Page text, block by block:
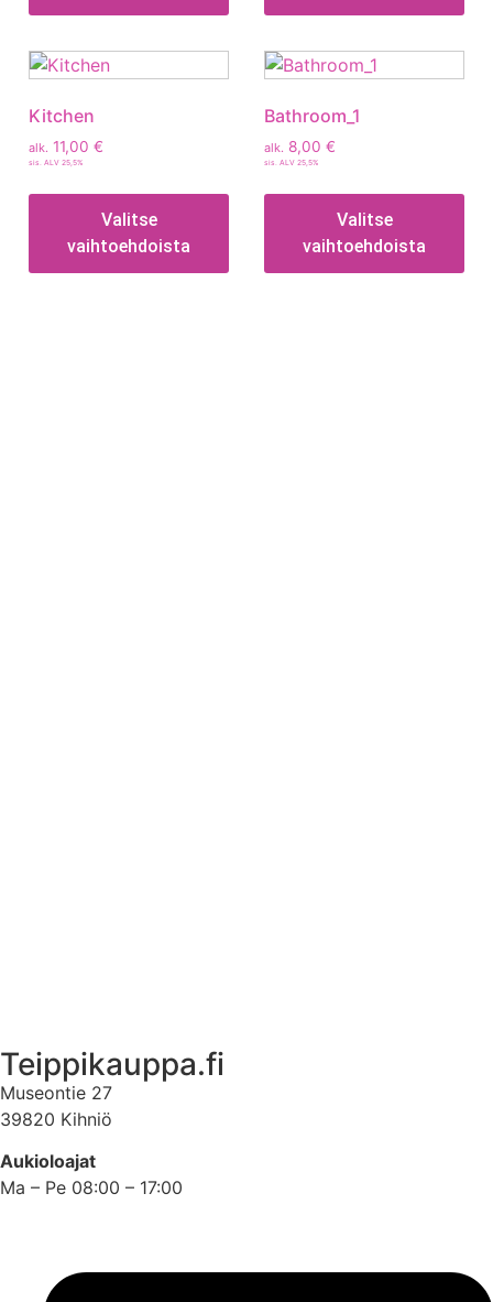
Kitchen
alk. 11,00 €
sis. ALV 25,5%
Valitse
vaihtoehdoista
Bathroom_1
alk. 8,00 €
sis. ALV 25,5%
Valitse
vaihtoehdoista
Teippikauppa.fi
Museontie 27
39820 Kihniö
Aukioloajat
Ma – Pe 08:00 – 17:00